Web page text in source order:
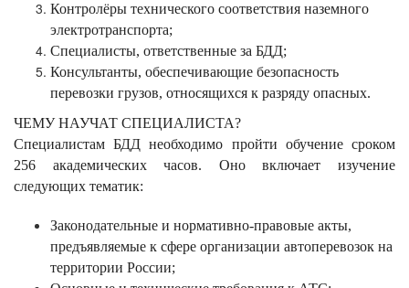
Контролёры технического соответствия наземного
электротранспорта;
Специалисты, ответственные за БДД;
Консультанты, обеспечивающие безопасность
перевозки грузов, относящихся к разряду опасных.
ЧЕМУ НАУЧАТ СПЕЦИАЛИСТА?
Специалистам БДД необходимо пройти обучение сроком
256 академических часов. Оно включает изучение
следующих тематик:
Законодательные и нормативно-правовые акты,
предъявляемые к сфере организации автоперевозок на
территории России;